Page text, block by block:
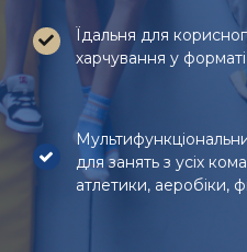
Їдальня для
харчування у
для занять з усіх
атлетики, аеробіки,